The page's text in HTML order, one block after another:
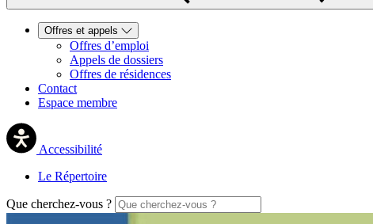
Offres et appels
Offres d’emploi
Appels de dossiers
Offres de résidences
Contact
Espace membre
Accessibilité
Le Répertoire
Que cherchez-vous ?